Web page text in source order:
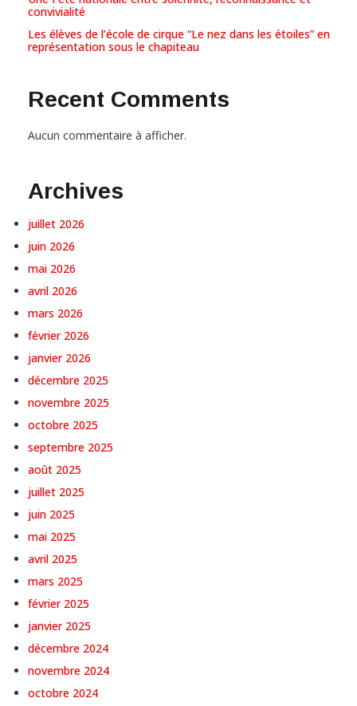
convivialité
Les élèves de l’école de cirque “Le nez dans les étoiles” en
représentation sous le chapiteau
Recent Comments
Aucun commentaire à afficher.
Archives
juillet 2026
juin 2026
mai 2026
avril 2026
mars 2026
février 2026
janvier 2026
décembre 2025
novembre 2025
octobre 2025
septembre 2025
août 2025
juillet 2025
juin 2025
mai 2025
avril 2025
mars 2025
février 2025
janvier 2025
décembre 2024
novembre 2024
octobre 2024